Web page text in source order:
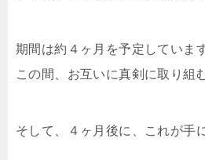
期間は約４ヶ月を予定していま
この間、お互いに真剣に取り組
そして、４ヶ月後に、これが手